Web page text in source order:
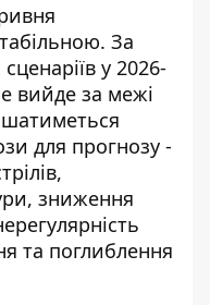
За
у 2026-
вийде за межі
для прогнозу -
зниження
та поглиблення